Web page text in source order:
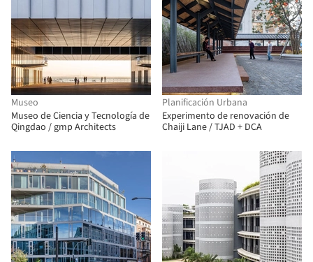
Museo
Museo de Ciencia y Tecnología de
Qingdao / gmp Architects
Planificación Urbana
Experimento de renovación de
Chaiji Lane / TJAD + DCA